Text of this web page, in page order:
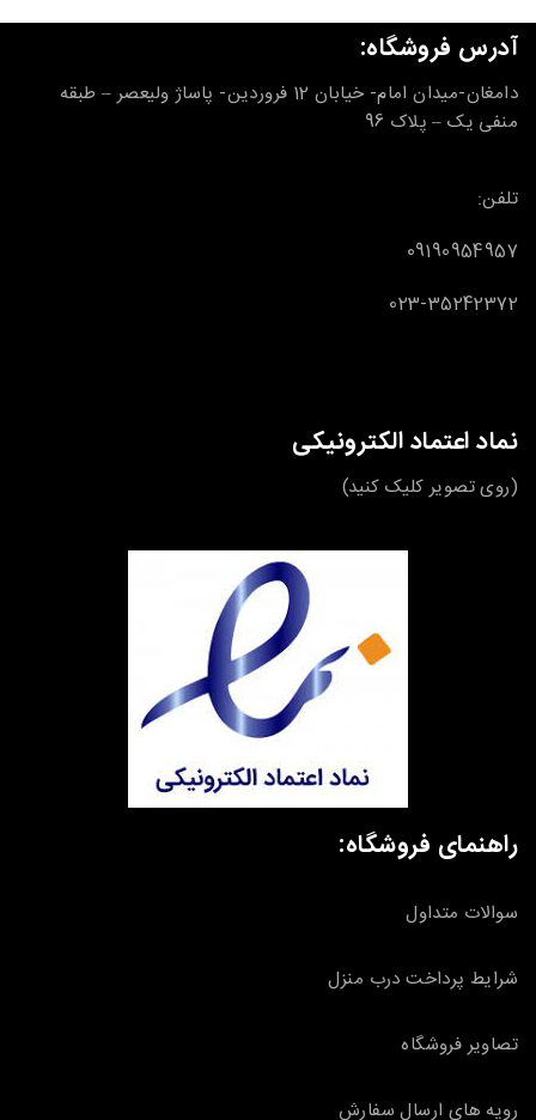
آدرس فروشگاه:
دامغان-میدان امام- خیابان 12 فروردین- پاساژ ولیعصر – طبقه
منفی یک – پلاک 96
تلفن:
09190954957
023-35242372
نماد اعتماد الکترونیکی
(روی تصویر کلیک کنید)
راهنمای فروشگاه:
سوالات متداول
شرایط پرداخت درب منزل
تصاویر فروشگاه
رویه های ارسال سفارش